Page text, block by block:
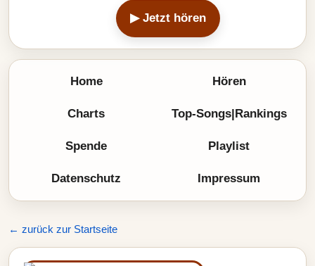
▶ Jetzt hören
Home Hören
Charts Top-Songs|Rankings
Spende Playlist
Datenschutz Impressum
← zurück zur Startseite